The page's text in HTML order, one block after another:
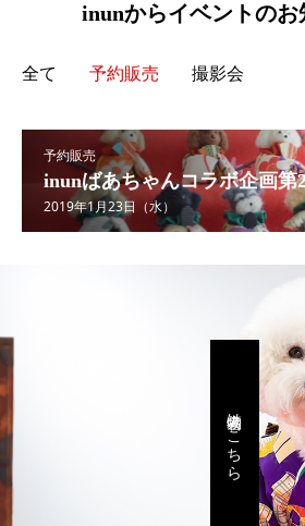
inunからイベントのお
全て 予約販売 撮影会
予約販売
inunばあちゃんコラボ企画第
2019年1月23日（水）
犬着物はこちら